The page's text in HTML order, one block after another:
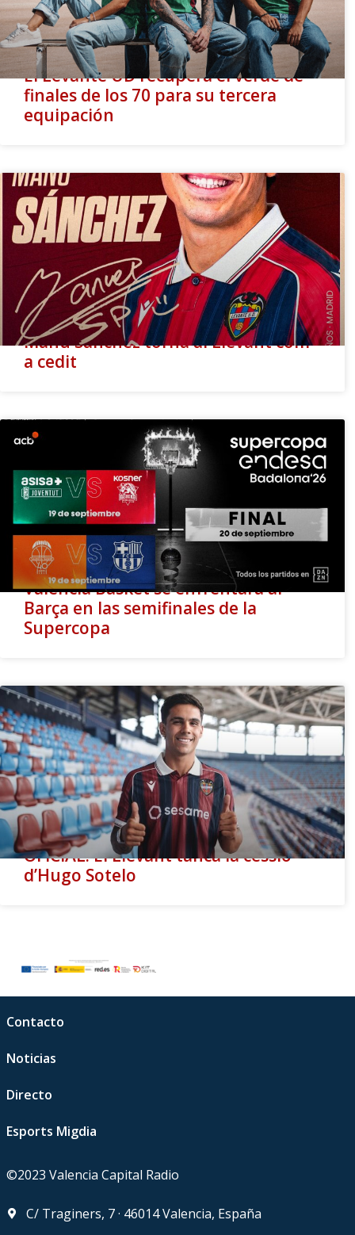
El Levante UD recupera el verde de
finales de los 70 para su tercera
equipación
Manu Sánchez torna al Llevant com
a cedit
Valencia Basket se enfrentará al
Barça en las semifinales de la
Supercopa
OFICIAL: El Llevant tanca la cessió
d’Hugo Sotelo
Contacto
Noticias
Directo
Esports Migdia
©2023 Valencia Capital Radio
C/ Traginers, 7 · 46014 Valencia, España